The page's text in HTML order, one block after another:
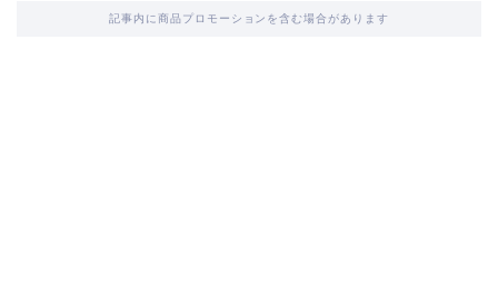
記事内に商品プロモーションを含む場合があります